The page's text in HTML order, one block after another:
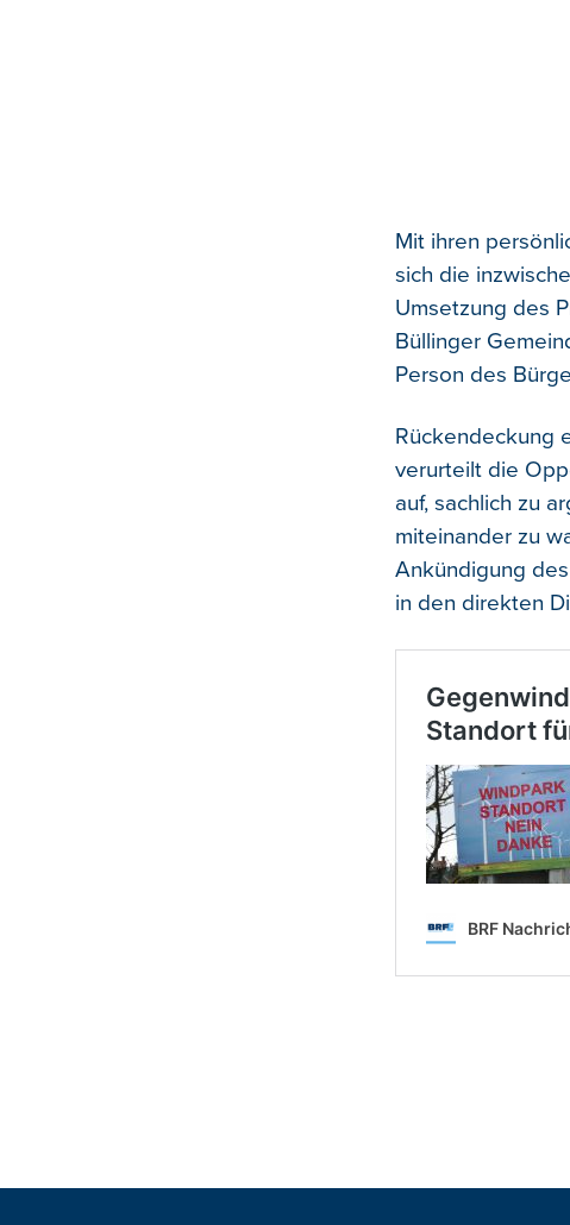
Mit ihren
sich die
Umsetzung des
Büllinger
Person des
Rückendeckung
verurteilt die
auf, sachlich zu
miteinander zu
Ankündigung
in den direkten